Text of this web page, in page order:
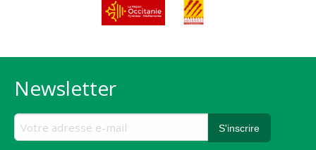
Newsletter